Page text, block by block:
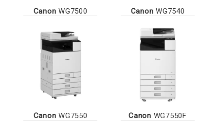
Canon WG7500 Canon WG7540
Canon WG7550 Canon WG7550F